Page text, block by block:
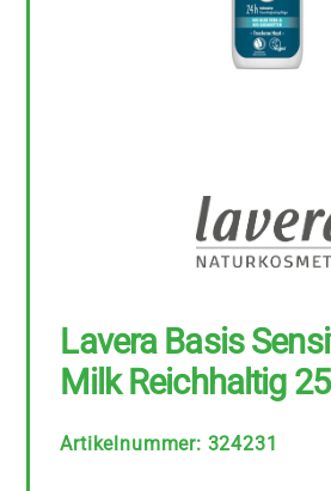
Lavera Basis
Milk Reichhaltig
Artikelnummer: 324231